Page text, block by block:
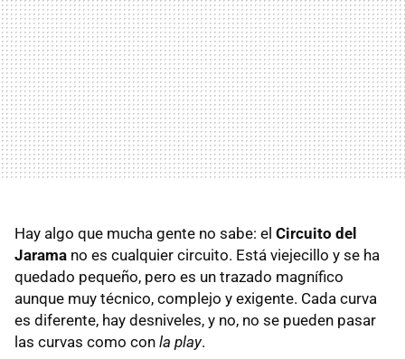
Hay algo que mucha gente no sabe: el Circuito del
Jarama no es cualquier circuito. Está viejecillo y se ha
quedado pequeño, pero es un trazado magnífico
aunque muy técnico, complejo y exigente. Cada curva
es diferente, hay desniveles, y no, no se pueden pasar
las curvas como con la play.